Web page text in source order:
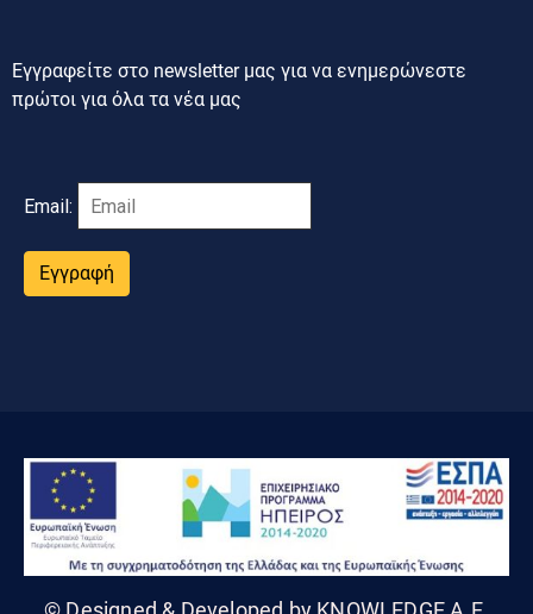
Εγγραφείτε στο newsletter μας για να ενημερώνεστε
πρώτοι για όλα τα νέα μας
Email:
Εγγραφή